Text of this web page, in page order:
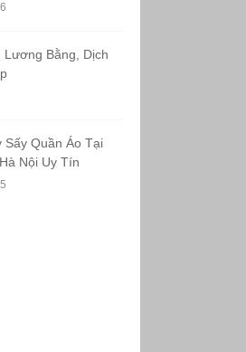
Bằng, Dịch
Sấy Quần Áo Tại
Nội Uy Tín